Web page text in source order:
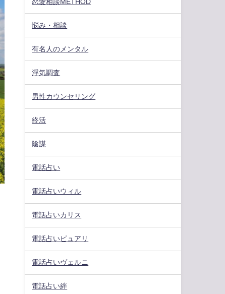
恋愛相談METHOD
悩み・相談
有名人のメンタル
浮気調査
男性カウンセリング
終活
陰謀
電話占い
電話占いウィル
電話占いカリス
電話占いピュアリ
電話占いヴェルニ
電話占い絆